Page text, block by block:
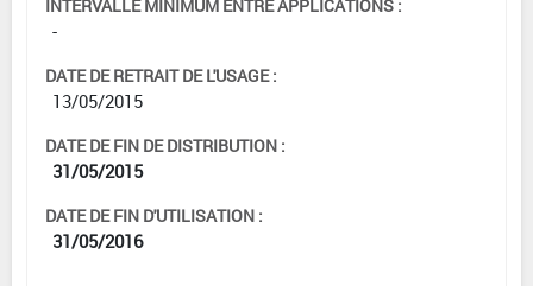
INTERVALLE MINIMUM ENTRE APPLICATIONS :
-
DATE DE RETRAIT DE L'USAGE :
13/05/2015
DATE DE FIN DE DISTRIBUTION :
31/05/2015
DATE DE FIN D'UTILISATION :
31/05/2016